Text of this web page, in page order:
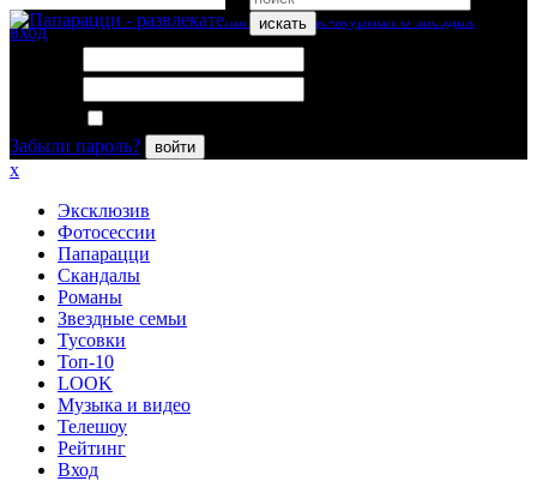
искать
вход
Забыли пароль?
войти
x
Эксклюзив
Фотосессии
Папарацци
Скандалы
Романы
Звездные семьи
Тусовки
Топ-10
LOOK
Музыка и видео
Телешоу
Рейтинг
Вход